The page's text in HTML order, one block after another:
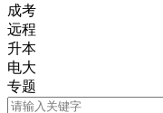
成考
远程
升本
电大
专题